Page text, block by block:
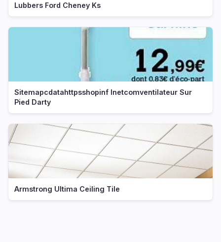
Lubbers Ford Cheney Ks
Sitemapcdatahttpsshopinf Inetcomventilateur Sur
Pied Darty
Armstrong Ultima Ceiling Tile